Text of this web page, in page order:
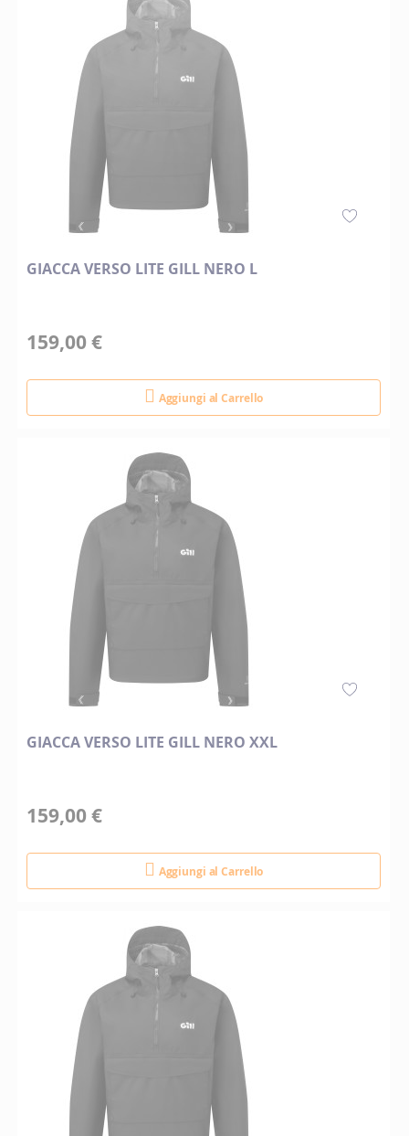
GIACCA VERSO LITE GILL NERO L
159,00 €
Aggiungi al Carrello
GIACCA VERSO LITE GILL NERO XXL
159,00 €
Aggiungi al Carrello